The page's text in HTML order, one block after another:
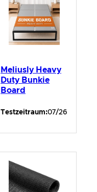
Meliusly Heavy
Duty Bunkie
Board
Testzeitraum:07/26